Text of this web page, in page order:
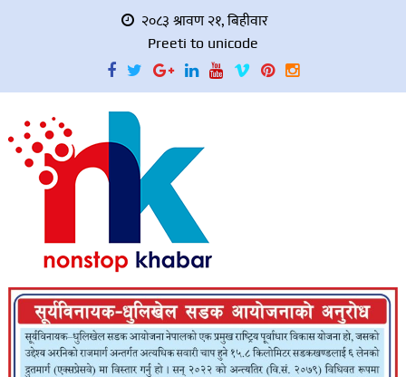
२०८३ श्रावण २१, बिहीवार
Preeti to unicode